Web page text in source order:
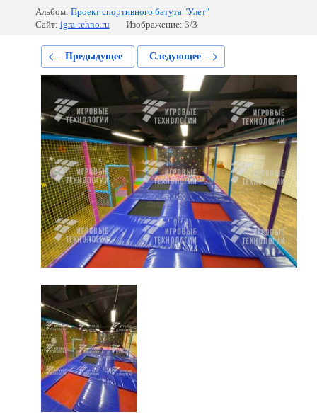
Альбом: Проект спортивного батута "Улет"
Сайт: igra-tehno.ru Изображение: 3/3
Предыдущее Следующее